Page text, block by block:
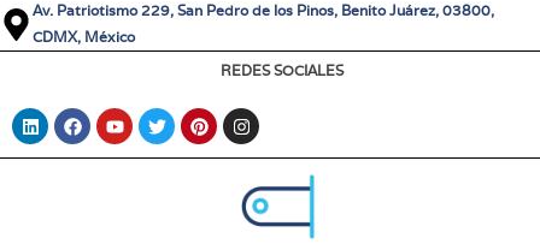
Av. Patriotismo 229, San Pedro de los Pinos, Benito Juárez, 03800,
CDMX, México
REDES SOCIALES